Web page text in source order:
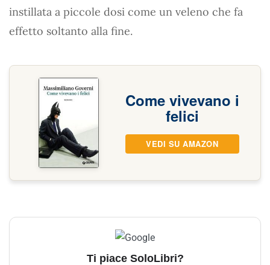
instillata a piccole dosi come un veleno che fa
effetto soltanto alla fine.
Come vivevano i
felici
VEDI SU AMAZON
Ti piace SoloLibri?